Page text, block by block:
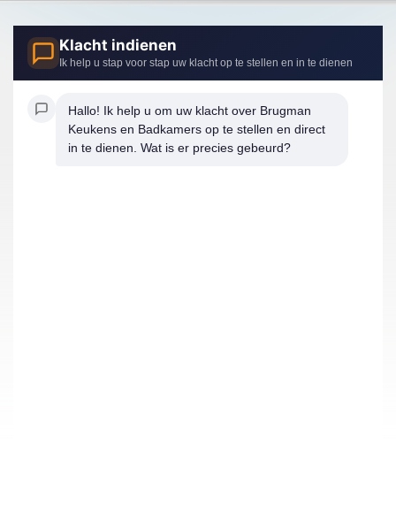
Klacht indienen
Ik help u stap voor stap uw klacht op te stellen en in te dienen
Hallo! Ik help u om uw klacht over Brugman
Keukens en Badkamers op te stellen en direct
in te dienen. Wat is er precies gebeurd?